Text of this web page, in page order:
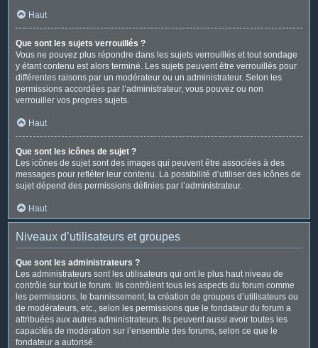
Haut
Que sont les sujets verrouillés ?
Vous ne pouvez plus répondre dans les sujets verrouillés et tout sondage
y étant contenu est alors terminé. Les sujets peuvent être verrouillés pour
différentes raisons par un modérateur ou un administrateur. Selon les
permissions accordées par l’administrateur, vous pouvez ou non
verrouiller vos propres sujets.
Haut
Que sont les icônes de sujet ?
Les icônes de sujet sont des images qui peuvent être associées à des
messages pour refléter leur contenu. La possibilité d’utiliser des icônes de
sujet dépend des permissions définies par l’administrateur.
Haut
Niveaux d’utilisateurs et groupes
Que sont les administrateurs ?
Les administrateurs sont les utilisateurs qui ont le plus haut niveau de
contrôle sur tout le forum. Ils contrôlent tous les aspects du forum comme
les permissions, le bannissement, la création de groupes d’utilisateurs ou
de modérateurs, etc., selon les permissions que le fondateur du forum a
attribuées aux autres administrateurs. Ils peuvent aussi avoir toutes les
capacités de modération sur l’ensemble des forums, selon ce que le
fondateur a autorisé.